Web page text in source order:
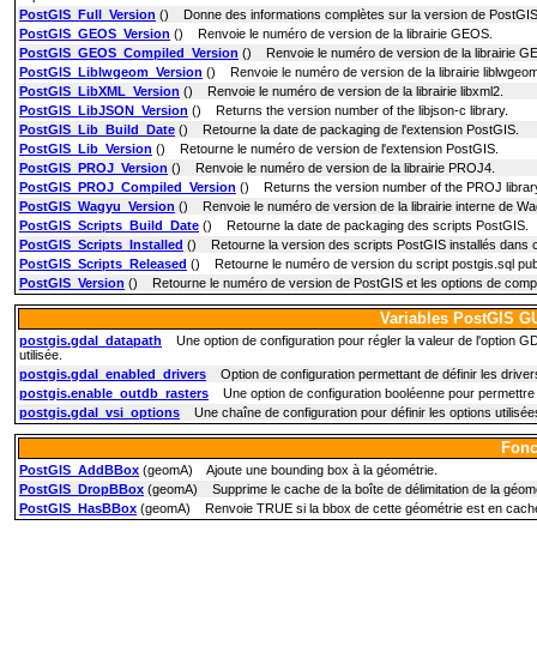
PostGIS_Full_Version () Donne des informations complètes sur la version de
PostGIS_GEOS_Version () Renvoie le numéro de version de la librairie GEOS.
PostGIS_GEOS_Compiled_Version () Renvoie le numéro de version de la librairie
PostGIS_Liblwgeom_Version () Renvoie le numéro de version de la librairie
PostGIS_LibXML_Version () Renvoie le numéro de version de la librairie libxml2.
PostGIS_LibJSON_Version () Returns the version number of the libjson-c library.
PostGIS_Lib_Build_Date () Retourne la date de packaging de l'extension PostGIS.
PostGIS_Lib_Version () Retourne le numéro de version de l'extension PostGIS.
PostGIS_PROJ_Version () Renvoie le numéro de version de la librairie PROJ4.
PostGIS_PROJ_Compiled_Version () Returns the version number of the PROJ
PostGIS_Wagyu_Version () Renvoie le numéro de version de la librairie interne de
PostGIS_Scripts_Build_Date () Retourne la date de packaging des scripts PostGIS.
PostGIS_Scripts_Installed () Retourne la version des scripts PostGIS installés dans
PostGIS_Scripts_Released () Retourne le numéro de version du script postgis.sql
PostGIS_Version () Retourne le numéro de version de PostGIS et les options de
Variables PostGIS
postgis.gdal_datapath Une option de configuration pour régler la valeur de l'option
utilisée.
postgis.gdal_enabled_drivers Option de configuration permettant de définir les
postgis.enable_outdb_rasters Une option de configuration booléenne pour
postgis.gdal_vsi_options Une chaîne de configuration pour définir les options
PostGIS_AddBBox (geomA) Ajoute une bounding box à la géométrie.
PostGIS_DropBBox (geomA) Supprime le cache de la boîte de délimitation de la
PostGIS_HasBBox (geomA) Renvoie TRUE si la bbox de cette géométrie est en